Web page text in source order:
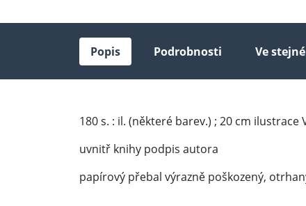
Popis Podrobnosti Ve
180 s. : il. (některé barev.) ; 20 cm ilustrace
uvnitř knihy podpis autora
papírový přebal výrazně poškozený,